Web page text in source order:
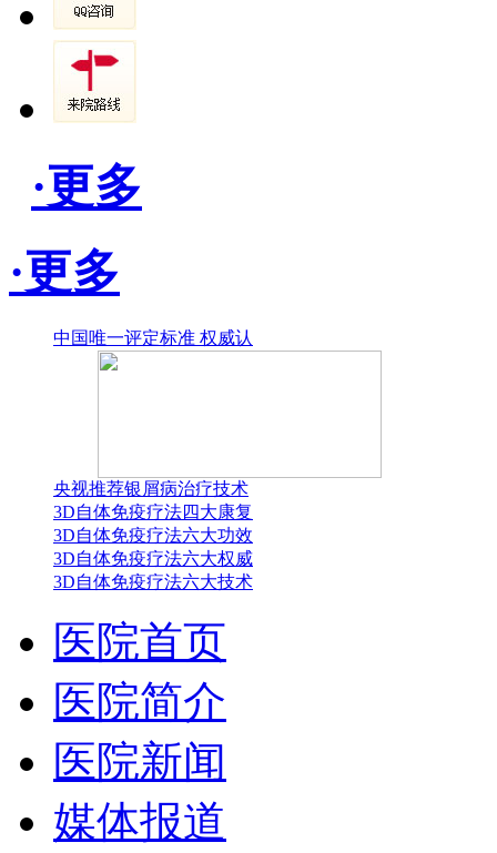
·更多
·更多
中国唯一评定标准 权威认
央视推荐银屑病治疗技术
3D自体免疫疗法四大康复
3D自体免疫疗法六大功效
3D自体免疫疗法六大权威
3D自体免疫疗法六大技术
医院首页
医院简介
医院新闻
媒体报道